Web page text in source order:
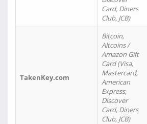
Card, Diners
Club, JCB)
TakenKey.com
Bitcoin,
Altcoins /
Amazon Gift
Card (Visa,
Mastercard,
American
Express,
Discover
Card, Diners
Club, JCB)